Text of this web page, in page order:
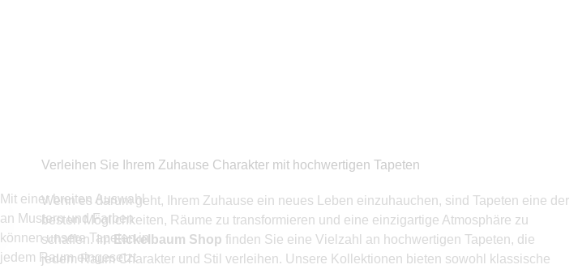
Mit einer breiten Auswahl
an Mustern und Farben
können unsere Tapeten in
jedem Raum eingesetzt
Verleihen Sie Ihrem Zuhause Charakter mit hochwertigen Tapeten
Wenn es darum geht, Ihrem Zuhause ein neues Leben einzuhauchen, sind Tapeten eine der
besten Möglichkeiten, Räume zu transformieren und eine einzigartige Atmosphäre zu
schaffen. ImEickelbaum Shop finden Sie eine Vielzahl an hochwertigen Tapeten, die
jedem Raum Charakter und Stil verleihen. Unsere Kollektionen bieten sowohl klassische